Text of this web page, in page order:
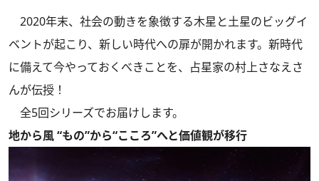
2020年末、社会の動きを象徴する木星と土星のビッグイ
ベントが起こり、新しい時代への扉が開かれます。新時代
に備えて今やっておくべきことを、占星家の村上さなえさ
んが伝授！
全5回シリーズでお届けします。
地から風 “もの”から“こころ”へと価値観が移行